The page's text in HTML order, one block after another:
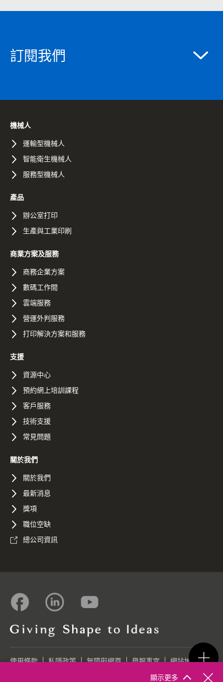
顯示更多
訂閱我們
機械人
運輸型機械人
智能衛生機械人
服務型機械人
產品
辦公室打印
生產與工業印刷
商業方案及服務
商務企業方案
數碼工作間
雲端服務
營運外判服務
打印解決方案和服務
支援
資源中心
預約網上培訓課程
客戶服務
技術支援
常見問題
關於我們
關於我們
最新消息
獎項
職位空缺
總公司資訊
使用條款 私隱政策 無障礙網頁 舉報事宜 網站地圖